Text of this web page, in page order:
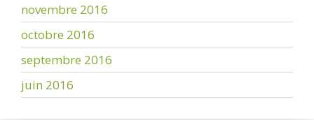
novembre 2016
octobre 2016
septembre 2016
juin 2016